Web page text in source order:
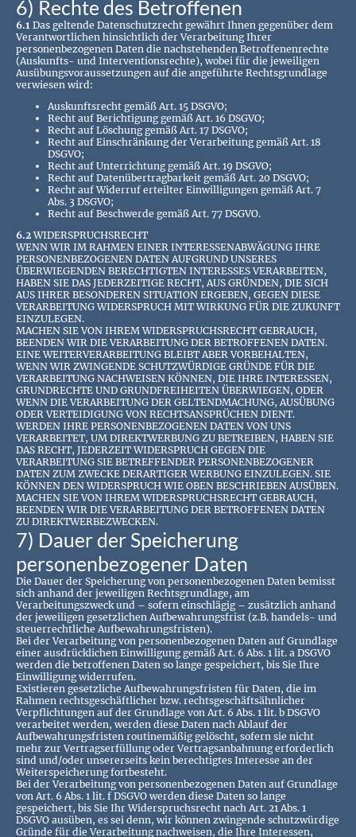
6) Rechte des Betroffenen
6.1 Das geltende Datenschutzrecht gewährt Ihnen gegenüber dem
Verantwortlichen hinsichtlich der Verarbeitung Ihrer
personenbezogenen Daten die nachstehenden Betroffenenrechte
(Auskunfts- und Interventionsrechte), wobei für die jeweiligen
Ausübungsvoraussetzungen auf die angeführte Rechtsgrundlage
verwiesen wird:
Auskunftsrecht gemäß Art. 15 DSGVO;
Recht auf Berichtigung gemäß Art. 16 DSGVO;
Recht auf Löschung gemäß Art. 17 DSGVO;
Recht auf Einschränkung der Verarbeitung gemäß Art. 18
DSGVO;
Recht auf Unterrichtung gemäß Art. 19 DSGVO;
Recht auf Datenübertragbarkeit gemäß Art. 20 DSGVO;
Recht auf Widerruf erteilter Einwilligungen gemäß Art. 7
Abs. 3 DSGVO;
Recht auf Beschwerde gemäß Art. 77 DSGVO.
6.2WIDERSPRUCHSRECHT
WENN WIR IM RAHMEN EINER INTERESSENABWÄGUNG IHRE
PERSONENBEZOGENEN DATEN AUFGRUND UNSERES
ÜBERWIEGENDEN BERECHTIGTEN INTERESSES VERARBEITEN,
HABEN SIE DAS JEDERZEITIGE RECHT, AUS GRÜNDEN, DIE SICH
AUS IHRER BESONDEREN SITUATION ERGEBEN, GEGEN DIESE
VERARBEITUNG WIDERSPRUCH MIT WIRKUNG FÜR DIE ZUKUNFT
EINZULEGEN.
MACHEN SIE VON IHREM WIDERSPRUCHSRECHT GEBRAUCH,
BEENDEN WIR DIE VERARBEITUNG DER BETROFFENEN DATEN.
EINE WEITERVERARBEITUNG BLEIBT ABER VORBEHALTEN,
WENN WIR ZWINGENDE SCHUTZWÜRDIGE GRÜNDE FÜR DIE
VERARBEITUNG NACHWEISEN KÖNNEN, DIE IHRE INTERESSEN,
GRUNDRECHTE UND GRUNDFREIHEITEN ÜBERWIEGEN, ODER
WENN DIE VERARBEITUNG DER GELTENDMACHUNG, AUSÜBUNG
ODER VERTEIDIGUNG VON RECHTSANSPRÜCHEN DIENT.
WERDEN IHRE PERSONENBEZOGENEN DATEN VON UNS
VERARBEITET, UM DIREKTWERBUNG ZU BETREIBEN, HABEN SIE
DAS RECHT, JEDERZEIT WIDERSPRUCH GEGEN DIE
VERARBEITUNG SIE BETREFFENDER PERSONENBEZOGENER
DATEN ZUM ZWECKE DERARTIGER WERBUNG EINZULEGEN. SIE
KÖNNEN DEN WIDERSPRUCH WIE OBEN BESCHRIEBEN AUSÜBEN.
MACHEN SIE VON IHREM WIDERSPRUCHSRECHT GEBRAUCH,
BEENDEN WIR DIE VERARBEITUNG DER BETROFFENEN DATEN
ZU DIREKTWERBEZWECKEN.
7) Dauer der Speicherung
personenbezogener Daten
Die Dauer der Speicherung von personenbezogenen Daten bemisst
sich anhand der jeweiligen Rechtsgrundlage, am
Verarbeitungszweck und – sofern einschlägig – zusätzlich anhand
der jeweiligen gesetzlichen Aufbewahrungsfrist (z.B. handels- und
steuerrechtliche Aufbewahrungsfristen).
Bei der Verarbeitung von personenbezogenen Daten auf Grundlage
einer ausdrücklichen Einwilligung gemäß Art. 6 Abs. 1 lit. a DSGVO
werden die betroffenen Daten so lange gespeichert, bis Sie Ihre
Einwilligung widerrufen.
Existieren gesetzliche Aufbewahrungsfristen für Daten, die im
Rahmen rechtsgeschäftlicher bzw. rechtsgeschäftsähnlicher
Verpflichtungen auf der Grundlage von Art. 6 Abs. 1 lit. b DSGVO
verarbeitet werden, werden diese Daten nach Ablauf der
Aufbewahrungsfristen routinemäßig gelöscht, sofern sie nicht
mehr zur Vertragserfüllung oder Vertragsanbahnung erforderlich
sind und/oder unsererseits kein berechtigtes Interesse an der
Weiterspeicherung fortbesteht.
Bei der Verarbeitung von personenbezogenen Daten auf Grundlage
von Art. 6 Abs. 1 lit. f DSGVO werden diese Daten so lange
gespeichert, bis Sie Ihr Widerspruchsrecht nach Art. 21 Abs. 1
DSGVO ausüben, es sei denn, wir können zwingende schutzwürdige
Gründe für die Verarbeitung nachweisen, die Ihre Interessen,